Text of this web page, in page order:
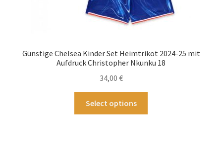
Günstige Chelsea Kinder Set Heimtrikot 2024-25 mit
Aufdruck Christopher Nkunku 18
34,00 €
Select options